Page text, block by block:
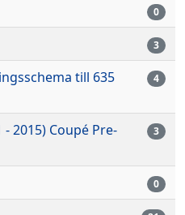
0
3
till 635
4
- 2015) Coupé Pre-
3
0